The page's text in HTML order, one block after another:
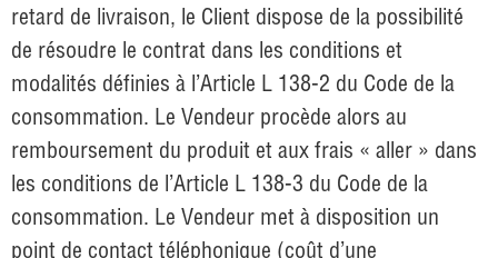
retard de livraison, le Client dispose de la possibilité
de résoudre le contrat dans les conditions et
modalités définies à l’Article L 138-2 du Code de la
consommation. Le Vendeur procède alors au
remboursement du produit et aux frais « aller » dans
les conditions de l’Article L 138-3 du Code de la
consommation. Le Vendeur met à disposition un
point de contact téléphonique (coût d’une